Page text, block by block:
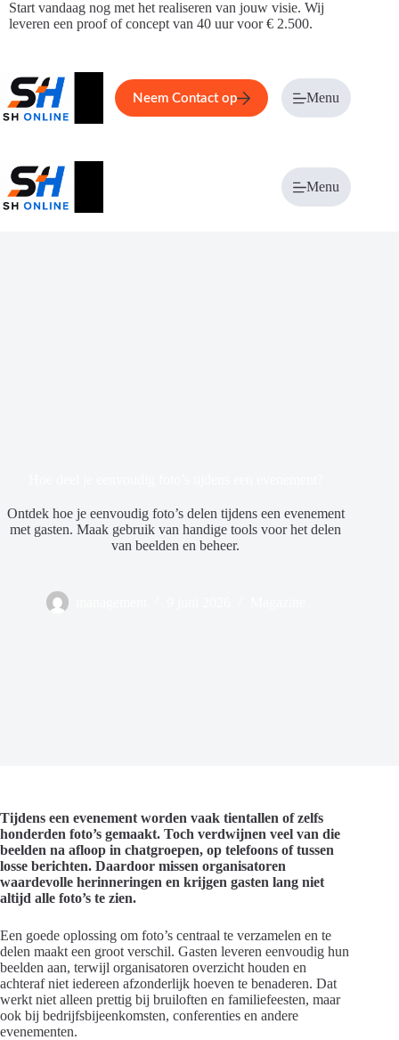
Ga
naar
Start vandaag nog met het realiseren van jouw visie. Wij
leveren een proof of concept van 40 uur voor € 2.500.
Home Service Over ons
Neem Contact op Menu
Menu
Ontdek hoe je eenvoudig foto’s delen tijdens een evenement
met gasten. Maak gebruik van handige tools voor het delen
van beelden en beheer.
Tijdens een evenement worden vaak tientallen of zelfs
honderden foto’s gemaakt. Toch verdwijnen veel van die
beelden na afloop in chatgroepen, op telefoons of tussen
losse berichten. Daardoor missen organisatoren
waardevolle herinneringen en krijgen gasten lang niet
altijd alle foto’s te zien.
Een goede oplossing om foto’s centraal te verzamelen en te
delen maakt een groot verschil. Gasten leveren eenvoudig hun
beelden aan, terwijl organisatoren overzicht houden en
achteraf niet iedereen afzonderlijk hoeven te benaderen. Dat
werkt niet alleen prettig bij bruiloften en familiefeesten, maar
ook bij bedrijfsbijeenkomsten, conferenties en andere
evenementen.